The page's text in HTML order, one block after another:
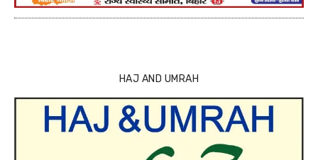
HAJ AND UMRAH